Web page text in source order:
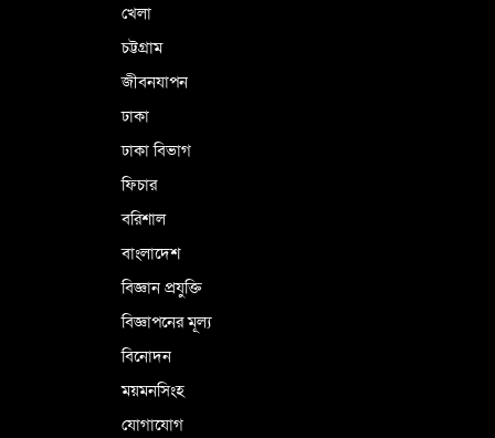
খেলা
চট্টগ্রাম
জীবনযাপন
ঢাকা
ঢাকা বিভাগ
ফিচার
বরিশাল
বাংলাদেশ
বিজ্ঞান প্রযুক্তি
বিজ্ঞাপনের মূল্য
বিনোদন
ময়মনসিংহ
যোগাযোগ